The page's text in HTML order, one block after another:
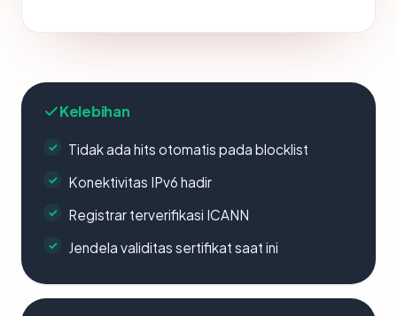
Kelebihan
Tidak ada hits otomatis pada blocklist
Konektivitas IPv6 hadir
Registrar terverifikasi ICANN
Jendela validitas sertifikat saat ini